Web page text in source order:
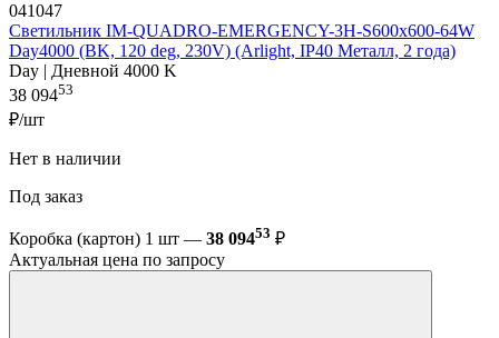
041047
Светильник IM-QUADRO-EMERGENCY-3H-S600x600-64W
Day4000 (BK, 120 deg, 230V) (Arlight, IP40 Металл, 2 года)
Day | Дневной 4000 K
38 09453
₽/шт
Нет в наличии
Под заказ
Коробка (картон) 1 шт — 38 09453 ₽
Актуальная цена по запросу